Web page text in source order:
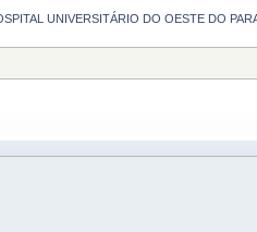
UNIVERSITÁRIO DO OESTE DO